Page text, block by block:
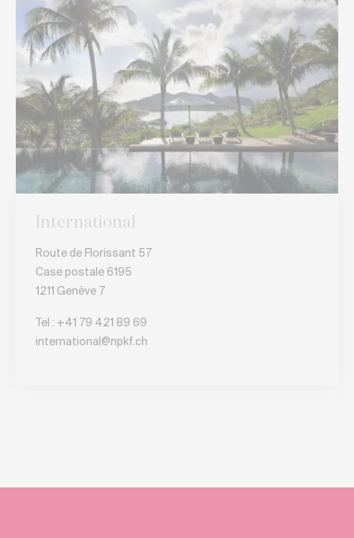
International
Route de Florissant 57
Case postale 6195
1211 Genève 7
Tel : +41 79 421 89 69
international@npkf.ch